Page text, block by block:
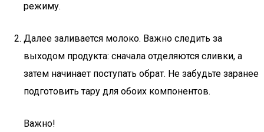
режиму.
Далее заливается молоко. Важно следить за
выходом продукта: сначала отделяются сливки, а
затем начинает поступать обрат. Не забудьте заранее
подготовить тару для обоих компонентов.
Важно!